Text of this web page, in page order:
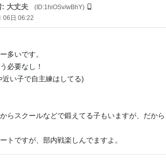
: 大丈夫
(ID:1hiOSv/wBhY)
06日 06:22
多いです。
必要なし！
い子で自主練はしてる)
らスクールなどで鍛えてる子もいますが、だか
トですが、部内戦楽しんでますよ。